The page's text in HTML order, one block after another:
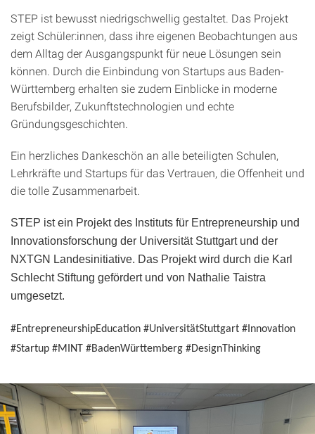
STEP ist bewusst niedrigschwellig gestaltet. Das Projekt
zeigt Schüler:innen, dass ihre eigenen Beobachtungen aus
dem Alltag der Ausgangspunkt für neue Lösungen sein
können. Durch die Einbindung von Startups aus Baden-
Württemberg erhalten sie zudem Einblicke in moderne
Berufsbilder, Zukunftstechnologien und echte
Gründungsgeschichten.
Ein herzliches Dankeschön an alle beteiligten Schulen,
Lehrkräfte und Startups für das Vertrauen, die Offenheit und
die tolle Zusammenarbeit.
STEP ist ein Projekt des Instituts für Entrepreneurship und
Innovationsforschung der Universität Stuttgart und der
NXTGN Landesinitiative. Das Projekt wird durch die Karl
Schlecht Stiftung gefördert und von Nathalie Taistra
umgesetzt.
#EntrepreneurshipEducation #UniversitätStuttgart #Innovation
#Startup #MINT #BadenWürttemberg #DesignThinking